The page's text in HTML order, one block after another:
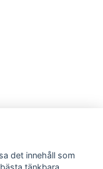
det innehåll som
tänkbara